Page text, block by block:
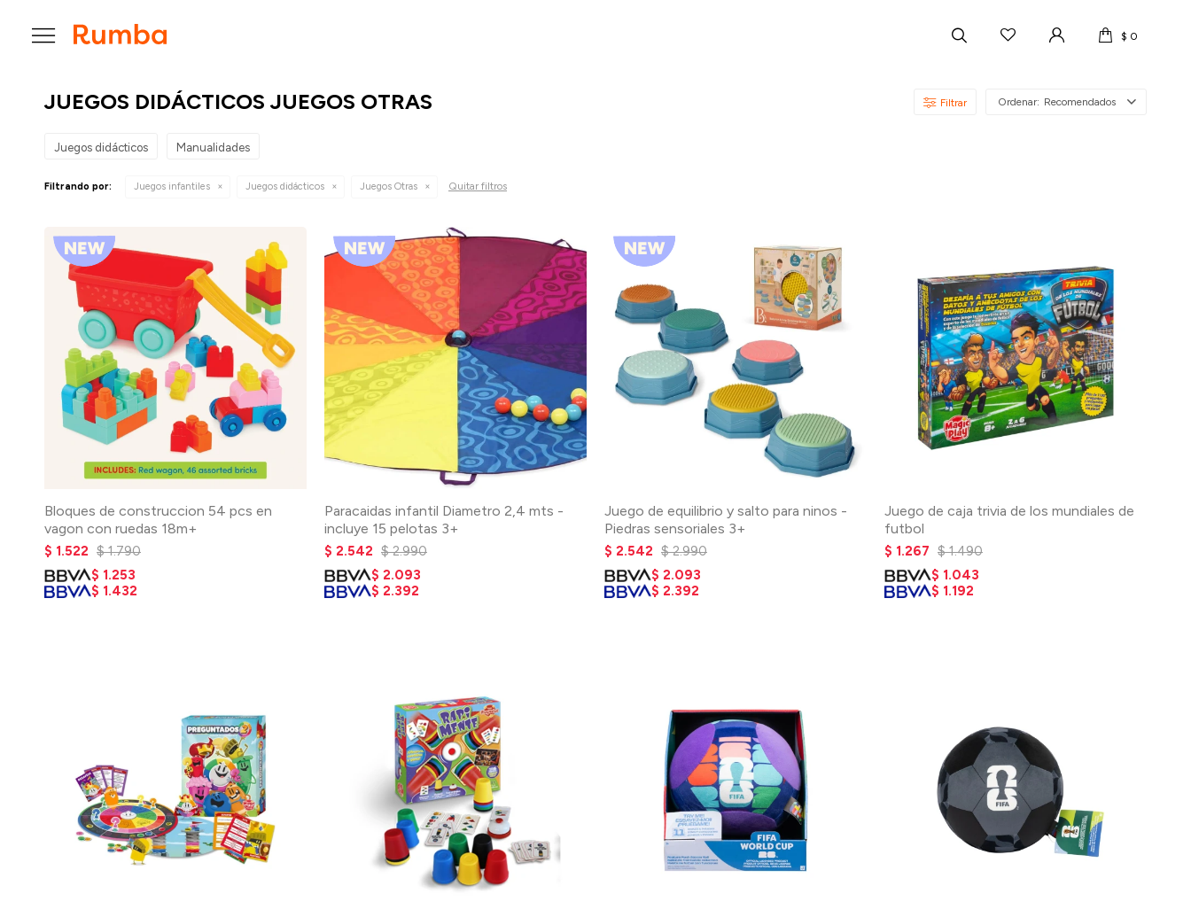
$ 0

JUEGOS DIDÁCTICOS JUEGOS OTRAS Recomendados
Juegos didácticos Manualidades
Filtrando por: Juegos infantiles Juegos didácticos Juegos Otras Quitar filtros
Bloques de construccion 54 pcs en
vagon con ruedas 18m+
$ 1.522 $ 1.790
$ 1.253
$ 1.432
Paracaidas infantil Diametro 2,4 mts -
incluye 15 pelotas 3+
$ 2.542 $ 2.990
$ 2.093
$ 2.392
Juego de equilibrio y salto para ninos -
Piedras sensoriales 3+
$ 2.542 $ 2.990
$ 2.093
$ 2.392
Juego de caja trivia de los mundiales de
futbol
$ 1.267 $ 1.490
$ 1.043
$ 1.192